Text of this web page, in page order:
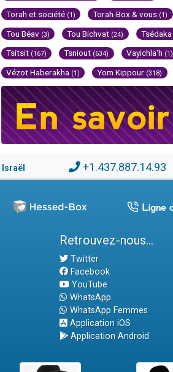
Torah et société (1) Torah-Box & vous (1)
Tou Béav (3) Tou Bichvat (24) Tsédaka
Tsitsit (167) Tsniout (634) Vayichla'h (1)
Vézot Haberakha (1) Yom Kippour (318)
Israël +1.437.887.14.93
Retrouvez-nous...
Twitter
Facebook
YouTube
WhatsApp
WhatsApp Femmes
Application iOS
Application Android